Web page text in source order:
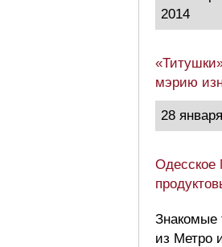
2014
мэрию
28
Одесское
Знакомые
из Метро